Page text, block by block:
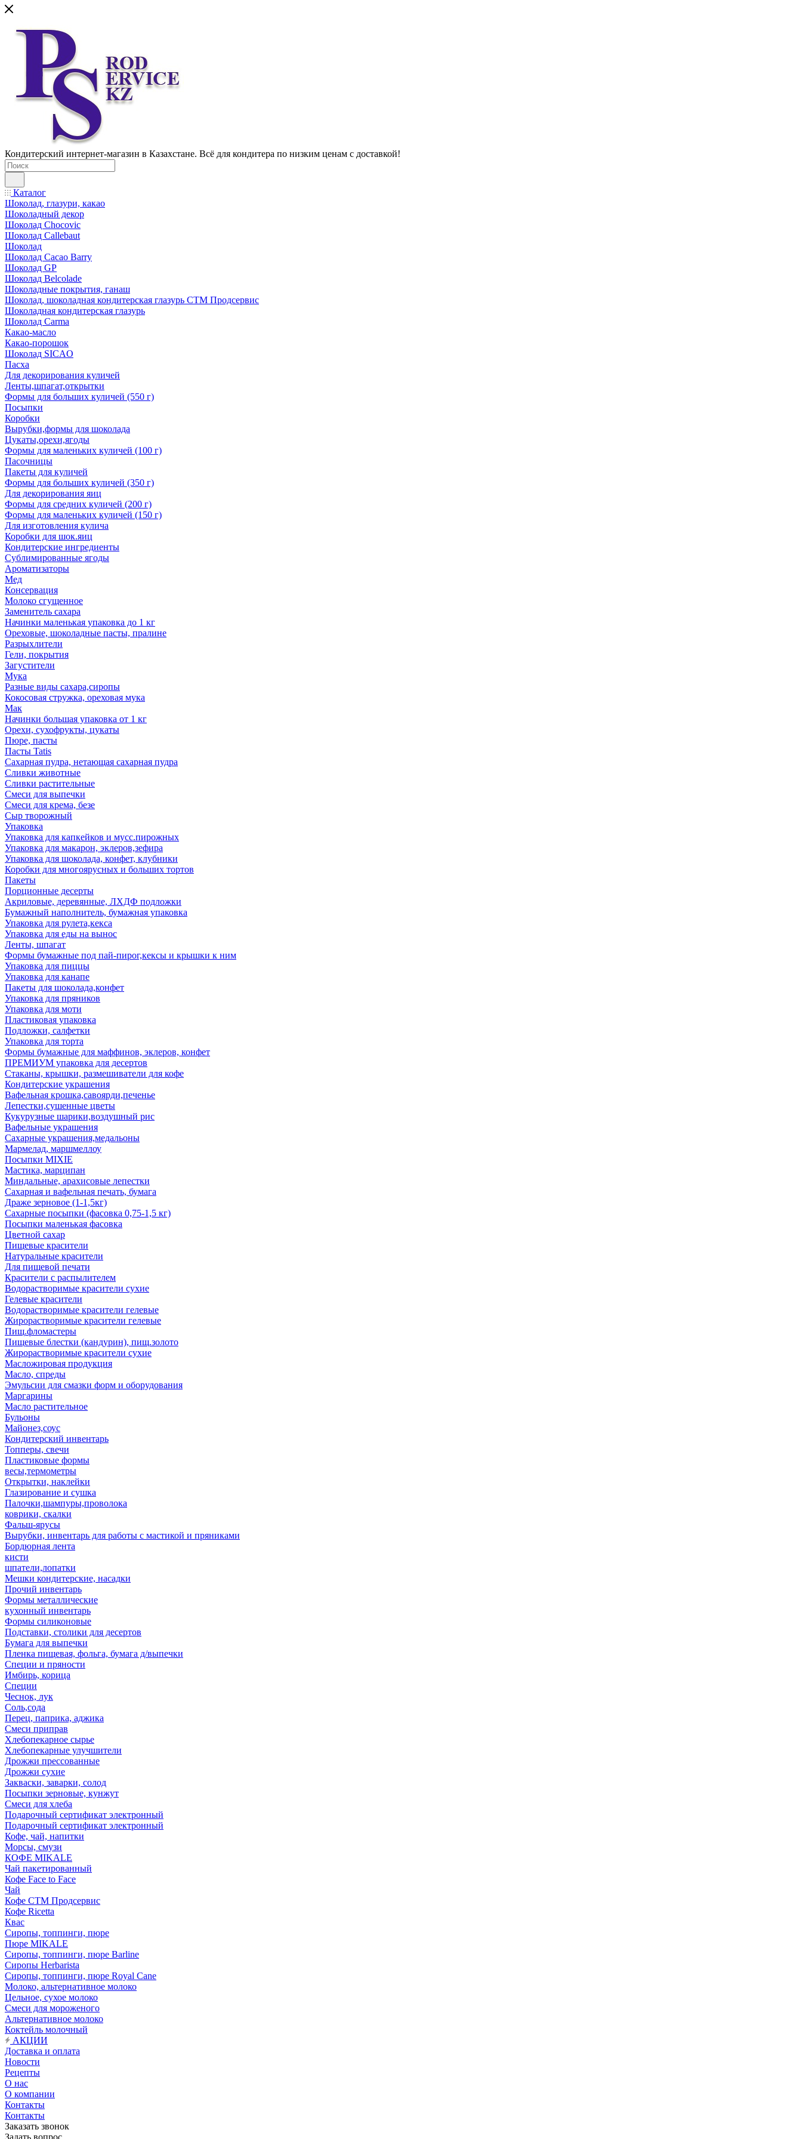
Кондитерский интернет-магазин в Казахстане. Всё для кондитера по низким ценам с доставкой!
Каталог
Шоколад, глазури, какао
Шоколадный декор
Шоколад Chocovic
Шоколад Callebaut
Шоколад
Шоколад Cacao Barry
Шоколад GP
Шоколад Belcolade
Шоколадные покрытия, ганаш
Шоколад, шоколадная кондитерская глазурь СТМ Продсервис
Шоколадная кондитерская глазурь
Шоколад Carma
Какао-масло
Какао-порошок
Шоколад SICAO
Пасха
Для декорирования куличей
Ленты,шпагат,открытки
Формы для больших куличей (550 г)
Посыпки
Коробки
Вырубки,формы для шоколада
Цукаты,орехи,ягоды
Формы для маленьких куличей (100 г)
Пасочницы
Пакеты для куличей
Формы для больших куличей (350 г)
Для декорирования яиц
Формы для средних куличей (200 г)
Формы для маленьких куличей (150 г)
Для изготовления кулича
Коробки для шок.яиц
Кондитерские ингредиенты
Сублимированные ягоды
Ароматизаторы
Мед
Консервация
Молоко сгущенное
Заменитель сахара
Начинки маленькая упаковка до 1 кг
Ореховые, шоколадные пасты, пралине
Разрыхлители
Гели, покрытия
Загустители
Мука
Разные виды сахара,сиропы
Кокосовая стружка, ореховая мука
Мак
Начинки большая упаковка от 1 кг
Орехи, сухофрукты, цукаты
Пюре, пасты
Пасты Tatis
Сахарная пудра, нетающая сахарная пудра
Сливки животные
Сливки растительные
Смеси для выпечки
Смеси для крема, безе
Сыр творожный
Упаковка
Упаковка для капкейков и мусс.пирожных
Упаковка для макарон, эклеров,зефира
Упаковка для шоколада, конфет, клубники
Коробки для многоярусных и больших тортов
Пакеты
Порционные десерты
Акриловые, деревянные, ЛХДФ подложки
Бумажный наполнитель, бумажная упаковка
Упаковка для рулета,кекса
Упаковка для еды на вынос
Ленты, шпагат
Формы бумажные под пай-пирог,кексы и крышки к ним
Упаковка для пиццы
Упаковка для канапе
Пакеты для шоколада,конфет
Упаковка для пряников
Упаковка для моти
Пластиковая упаковка
Подложки, салфетки
Упаковка для торта
Формы бумажные для маффинов, эклеров, конфет
ПРЕМИУМ упаковка для десертов
Стаканы, крышки, размешиватели для кофе
Кондитерские украшения
Вафельная крошка,савоярди,печенье
Лепестки,сушенные цветы
Кукурузные шарики,воздушный рис
Вафельные украшения
Сахарные украшения,медальоны
Мармелад, маршмеллоу
Посыпки MIXIE
Мастика, марципан
Миндальные, арахисовые лепестки
Сахарная и вафельная печать, бумага
Драже зерновое (1-1,5кг)
Сахарные посыпки (фасовка 0,75-1,5 кг)
Посыпки маленькая фасовка
Цветной сахар
Пищевые красители
Натуральные красители
Для пищевой печати
Красители с распылителем
Водорастворимые красители сухие
Гелевые красители
Водорастворимые красители гелевые
Жирорастворимые красители гелевые
Пищ.фломастеры
Пищевые блестки (кандурин), пищ.золото
Жирорастворимые красители сухие
Масложировая продукция
Масло, спреды
Эмульсии для смазки форм и оборудования
Маргарины
Масло растительное
Бульоны
Майонез,соус
Кондитерский инвентарь
Топперы, свечи
Пластиковые формы
весы,термометры
Открытки, наклейки
Глазирование и сушка
Палочки,шампуры,проволока
коврики, скалки
Фальш-ярусы
Вырубки, инвентарь для работы с мастикой и пряниками
Бордюрная лента
кисти
шпатели,лопатки
Мешки кондитерские, насадки
Прочий инвентарь
Формы металлические
кухонный инвентарь
Формы силиконовые
Подставки, столики для десертов
Бумага для выпечки
Пленка пищевая, фольга, бумага д/выпечки
Специи и пряности
Имбирь, корица
Специи
Чеснок, лук
Соль,сода
Перец, паприка, аджика
Смеси приправ
Хлебопекарное сырье
Хлебопекарные улучшители
Дрожжи прессованные
Дрожжи сухие
Закваски, заварки, солод
Посыпки зерновые, кунжут
Смеси для хлеба
Подарочный сертификат электронный
Подарочный сертификат электронный
Кофе, чай, напитки
Морсы, смузи
КОФЕ MIKALE
Чай пакетированный
Кофе Face to Face
Чай
Кофе СТМ Продсервис
Кофе Ricetta
Квас
Сиропы, топпинги, пюре
Пюре MIKALE
Сиропы, топпинги, пюре Barline
Сиропы Herbarista
Сиропы, топпинги, пюре Royal Cane
Молоко, альтернативное молоко
Цельное, сухое молоко
Смеси для мороженого
Альтернативное молоко
Коктейль молочный
АКЦИИ
Доставка и оплата
Новости
Рецепты
О нас
О компании
Контакты
Контакты
Заказать звонок
Задать вопрос